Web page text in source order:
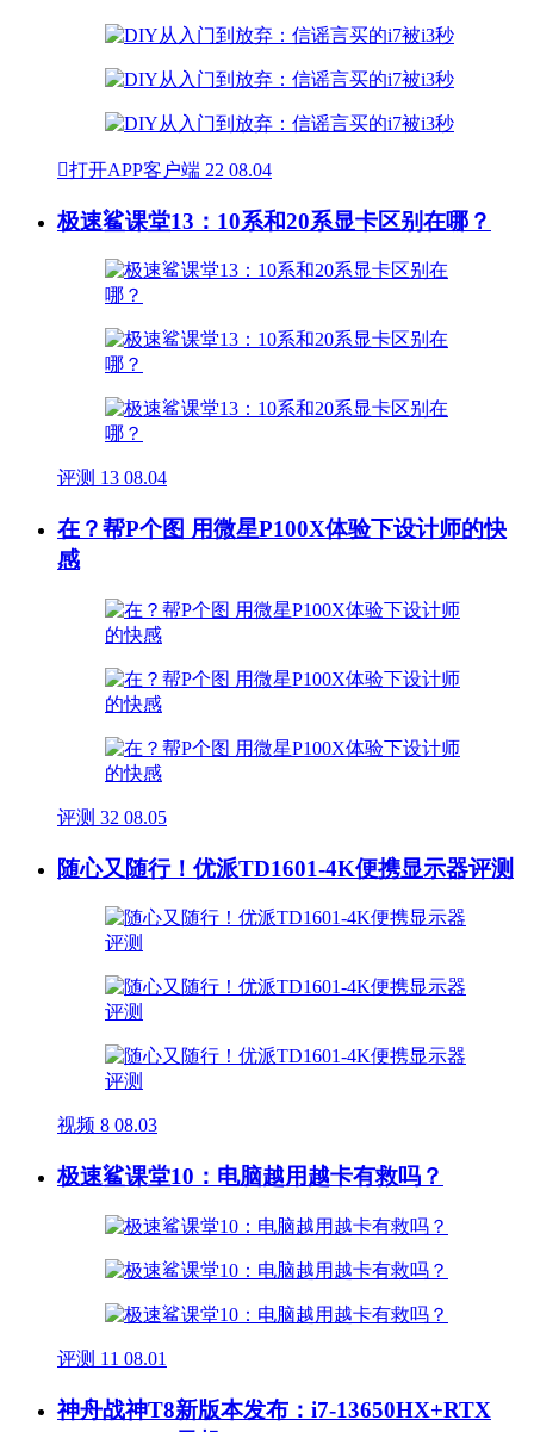
打开APP客户端 22 08.04
极速鲨课堂13：10系和20系显卡区别在哪？
评测 13 08.04
在？帮P个图 用微星P100X体验下设计师的快
感
评测 32 08.05
随心又随行！优派TD1601-4K便携显示器评测
视频 8 08.03
极速鲨课堂10：电脑越用越卡有救吗？
评测 11 08.01
神舟战神T8新版本发布：i7-13650HX+RTX